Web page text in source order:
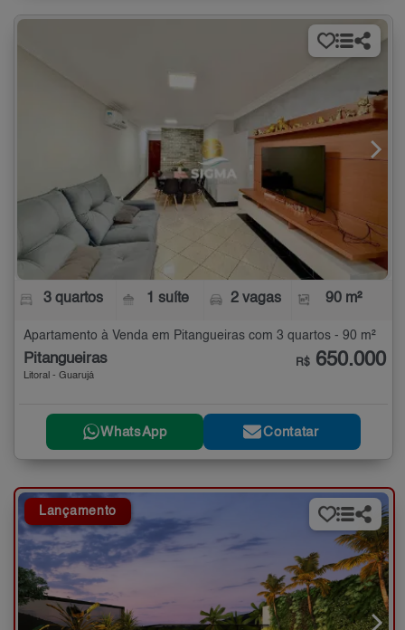
3 quartos 1 suíte 2 vagas 90 m²
Apartamento à Venda em Pitangueiras com 3 quartos - 90 m²
Pitangueiras
Litoral - Guarujá
R$ 650.000
WhatsApp Contatar
Lançamento